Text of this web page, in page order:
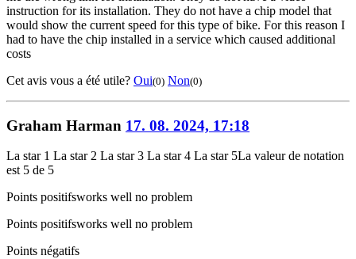
instruction for its installation. They do not have a chip model that
would show the current speed for this type of bike. For this reason I
had to have the chip installed in a service which caused additional
costs
Cet avis vous a été utile? Oui(0) Non(0)
Graham Harman 17. 08. 2024, 17:18
La star 1 La star 2 La star 3 La star 4 La star 5La valeur de notation
est 5 de 5
Points positifsworks well no problem
Points positifsworks well no problem
Points négatifs